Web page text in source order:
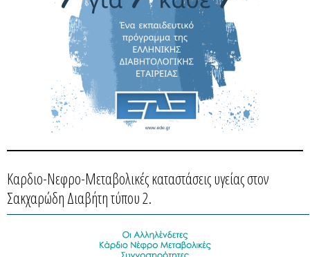
Καρδιο-Νεφρο-Μεταβολικές καταστάσεις υγείας στον
Σακχαρώδη Διαβήτη τύπου 2.